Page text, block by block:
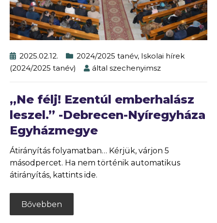
2025.02.12. 2024/2025 tanév, Iskolai hírek
(2024/2025 tanév)
által szechenyimsz
„Ne félj! Ezentúl emberhalász
leszel.” -Debrecen-Nyíregyháza
Egyházmegye
Átirányítás folyamatban… Kérjük, várjon 5
másodpercet. Ha nem történik automatikus
átirányítás, kattints ide.
Bővebben